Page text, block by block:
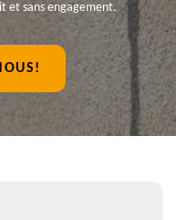
et sans engagement.